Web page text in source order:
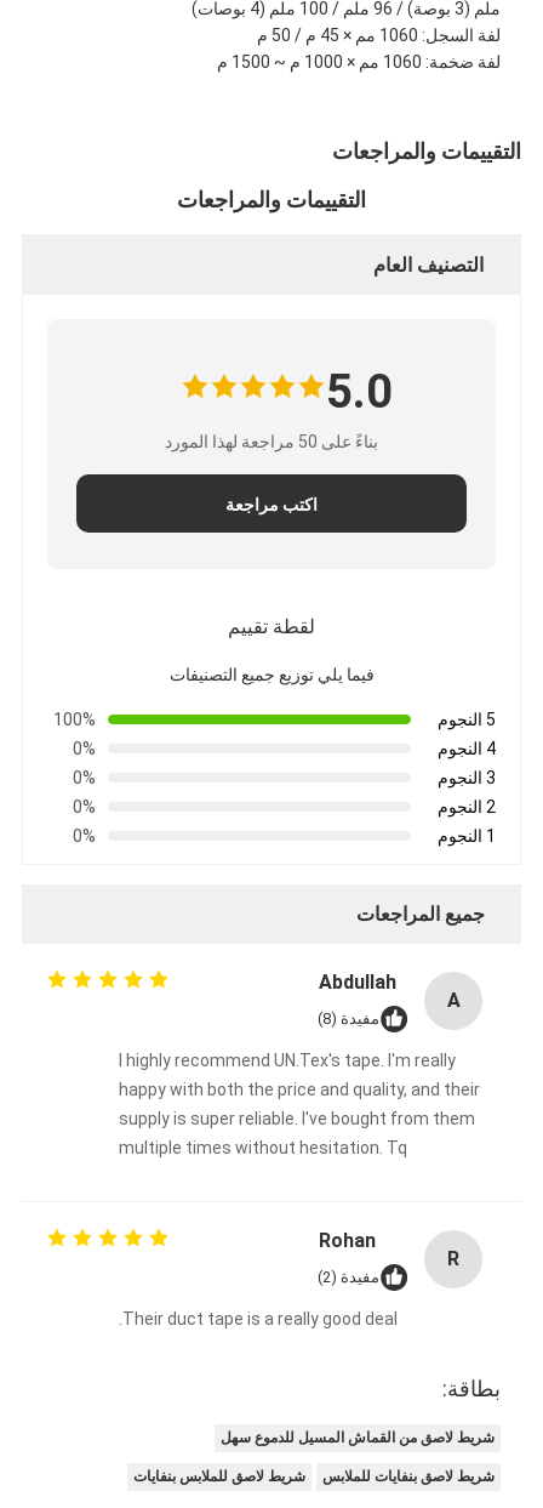
الصفحة الرئيسية
شريط عازل لاصق
شريط عزل قماش زجاجي
شريط لاصق فيلم بوليميد
شريط من القماش الزجاجي المصنوع من رقائق الألومنيوم
ورق الكرافت ذو الوجه احباط
شريط احباط سكريم
شريط لاصق من القماش
صب الاستثمار الدقيق
ملم (3 بوصة) / 96 ملم / 100 ملم (4 بوصات)
لفة السجل: 1060 مم × 45 م / 50 م
لفة ضخمة: 1060 مم × 1000 م ~ 1500 م
التقييمات والمراجعات
التقييمات والمراجعات
التصنيف العام
5.0
بناءً على 50 مراجعة لهذا المورد
اكتب مراجعة
لقطة تقييم
فيما يلي توزيع جميع التصنيفات
5 النجوم
100%
4 النجوم
0%
3 النجوم
0%
2 النجوم
0%
1 النجوم
0%
جميع المراجعات
A
Abdullah
مفيدة (8)
I highly recommend UN.Tex's tape. I'm really
happy with both the price and quality, and their
supply is super reliable. I've bought from them
multiple times without hesitation. Tq
R
Rohan
مفيدة (2)
Their duct tape is a really good deal.
بطاقة:
شريط لاصق من القماش المسيل للدموع سهل
شريط لاصق بنفايات للملابس شريط لاصق للملابس بنفايات